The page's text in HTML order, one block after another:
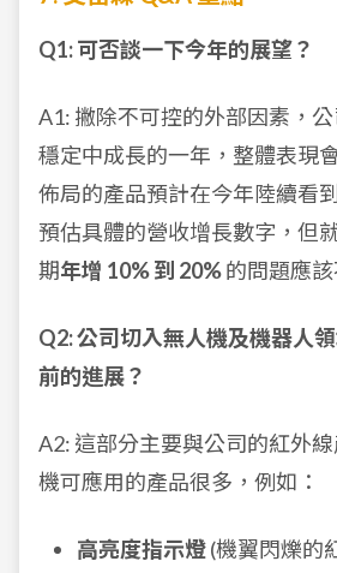
Q1: 可否談一下今年的展望？
A1: 撇除不可控的外部因素，
穩定中成長的一年，整體表現
佈局的產品預計在今年陸續看
預估具體的營收增長數字，但
期年增 10% 到 20%的問題應該
Q2: 公司切入無人機及機器人
前的進展？
A2: 這部分主要與公司的紅外
機可應用的產品很多，例如：
高亮度指示燈(機翼閃爍的